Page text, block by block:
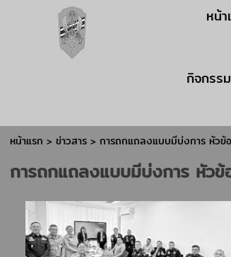
หน้
กิจกรร
หน้าแรก > ข่าวสาร > การถกแถลงแบบมีบ่งการ หัวข้
การถกแถลงแบบมีบ่งการ หัว